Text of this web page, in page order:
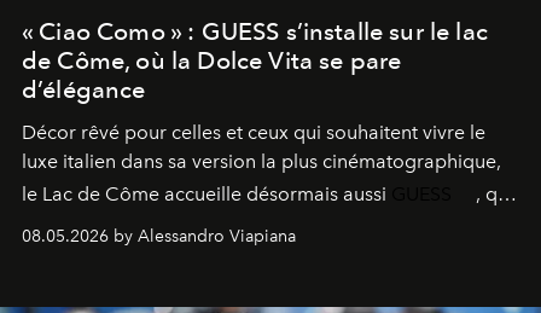
« Ciao Como » : GUESS s’installe sur le lac
de Côme, où la Dolce Vita se pare
d’élégance
Décor rêvé pour celles et ceux qui souhaitent vivre le
luxe italien dans sa version la plus cinématographique,
le Lac de Côme accueille désormais aussi
, qui
fragrances. L’une des opérations de style les plus
08.05.2026 by Alessandro Viapiana